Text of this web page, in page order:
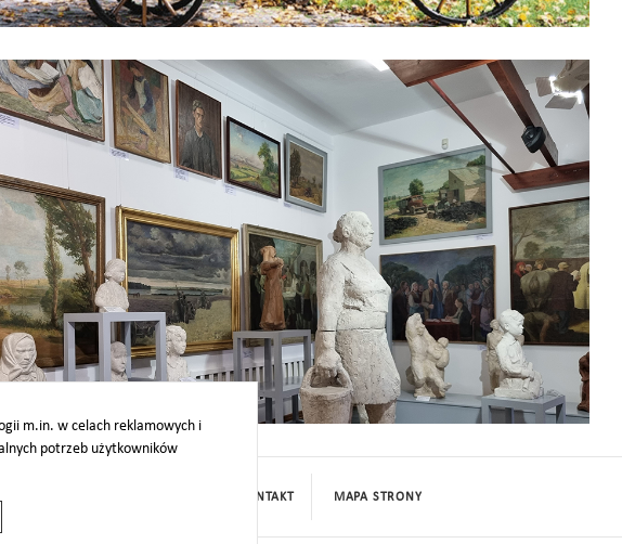
Sztuki
m.in. w celach reklamowych i
potrzeb użytkowników
KONTAKT MAPA STRONY